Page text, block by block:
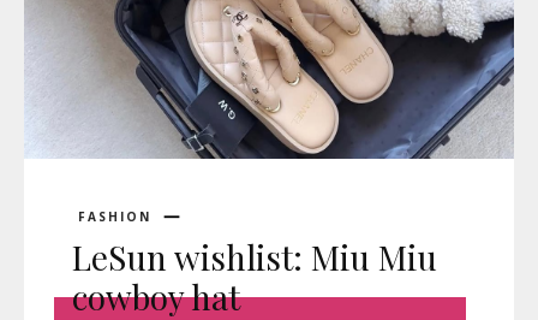
FASHION
LeSun wishlist: Miu Miu
cowboy hat